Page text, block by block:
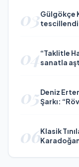
03Gülgökçe
tescillendi
04“Taklitle
sanatla
05Deniz
Şarkı:
06Klasik